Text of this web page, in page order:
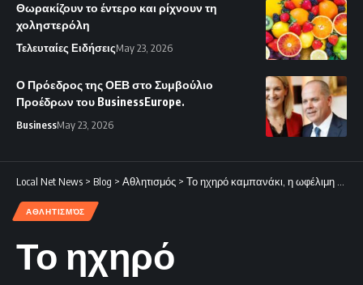
Θωρακίζουν το έντερο και ρίχνουν τη
χοληστερόλη
Τελευταίες ΕιδήσειςMay 23, 2026
Ο Πρόεδρος της ΟΕΒ στο Συμβούλιο
Προέδρων του BusinessEurope.
BusinessMay 23, 2026
Local Net News > Blog > Αθλητισμός > Το ηχηρό καμπανάκι, η ωφέλιμη διακοπή και ο ξεκάθαρος στόχος.
ΑΘΛΗΤΙΣΜΌΣ
Το ηχηρό